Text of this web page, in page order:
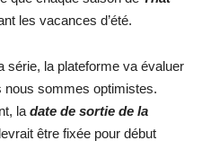
les vacances d’été.
série, la plateforme va évaluer
nous sommes optimistes.
la date de sortie de la
être fixée pour début